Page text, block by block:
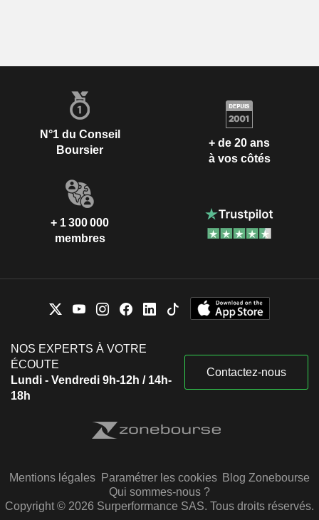
N°1 du Conseil
Boursier
+ de 20 ans
à vos côtés
+ 1 300 000
membres
NOS EXPERTS À VOTRE
ÉCOUTE
Lundi - Vendredi 9h-12h / 14h-
18h
Contactez-nous
Mentions légales Paramétrer les cookies Blog Zonebourse
Qui sommes-nous ?
Copyright © 2026 Surperformance SAS. Tous droits réservés.